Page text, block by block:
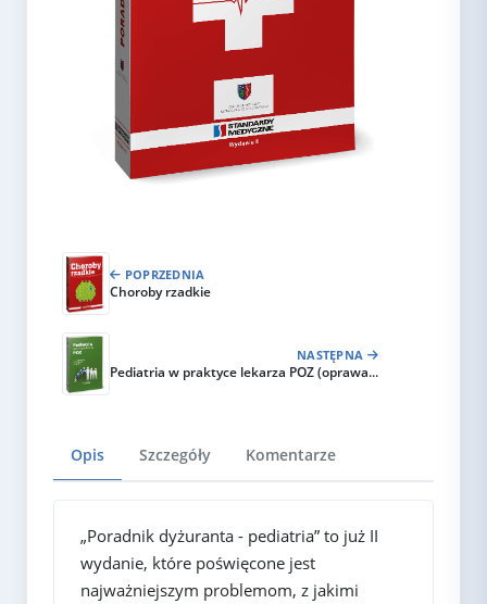
POPRZEDNIA
Choroby rzadkie
NASTĘPNA
Pediatria w praktyce lekarza POZ (oprawa...
Opis Szczegóły Komentarze
„Poradnik dyżuranta - pediatria” to już II
wydanie, które poświęcone jest
najważniejszym problemom, z jakimi